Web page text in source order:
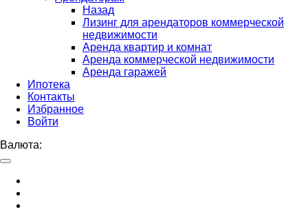
Назад
Лизинг для арендаторов коммерческой
недвижимости
Аренда квартир и комнат
Аренда коммерческой недвижимости
Аренда гаражей
Ипотека
Контакты
Избранное
Войти
Валюта: